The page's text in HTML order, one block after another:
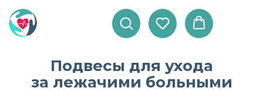
Подвесы для ухода
за лежачими больными